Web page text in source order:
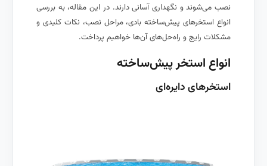
نصب می‌شوند و نگهداری آسانی دارند. در این مقاله، به بررسی
انواع استخرهای پیش‌ساخته بادی، مراحل نصب، نکات کلیدی و
مشکلات رایج و راه‌حل‌های آن‌ها خواهیم پرداخت.
انواع استخر پیش‌ساخته
استخرهای دایره‌ای